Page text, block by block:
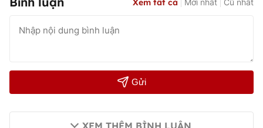
Xem tất cả Mới nhất Cũ nhất
Gửi
XEM THÊM BÌNH LUẬN